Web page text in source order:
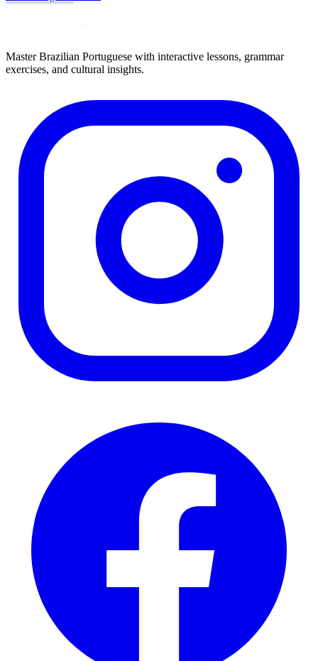
Master Brazilian Portuguese with interactive lessons, grammar
exercises, and cultural insights.